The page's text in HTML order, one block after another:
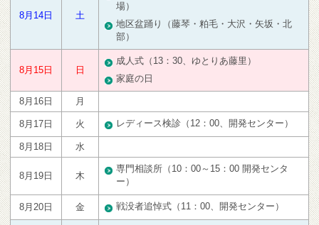
8月14日 土
場）
地区盆踊り（藤琴・粕毛・大沢・矢坂・北
部）
8月15日 日
成人式（13：30、ゆとりあ藤里）
家庭の日
8月16日 月
8月17日 火 レディース検診（12：00、開発センター）
8月18日 水
8月19日 木
専門相談所（10：00～15：00 開発センタ
ー）
8月20日 金 戦没者追悼式（11：00、開発センター）